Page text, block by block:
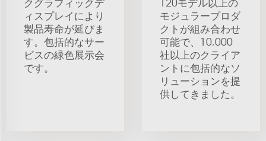
クグラフィックデ
ィスプレイにより
製品寿命が延びま
す。包括的なサー
ビスの緑色展示会
です。
120モデル以上の
モジュラープロダ
クトが組み合わせ
可能で、10,000
社以上のクライア
ントに包括的なソ
リューションを提
供してきました。